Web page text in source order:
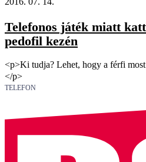
Telefonos játék miatt
pedofil kezén
<p>Ki tudja? Lehet, hogy a férfi
</p>
TELEFON